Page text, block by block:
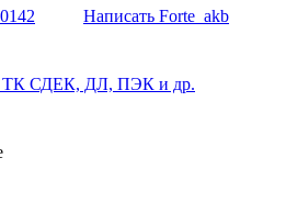
Написать Forte_akb
ТК СДЕК, ДЛ, ПЭК и др.